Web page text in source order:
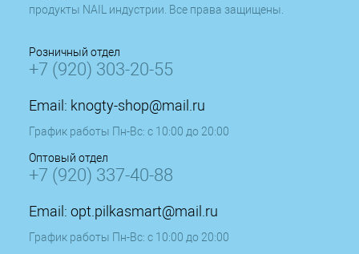
продукты NAIL индустрии. Все права защищены.
Розничный отдел
+7 (920) 303-20-55
Email: knogty-shop@mail.ru
График работы Пн-Вс: с 10:00 до 20:00
Оптовый отдел
+7 (920) 337-40-88
Email: opt.pilkasmart@mail.ru
График работы Пн-Вс: с 10:00 до 20:00